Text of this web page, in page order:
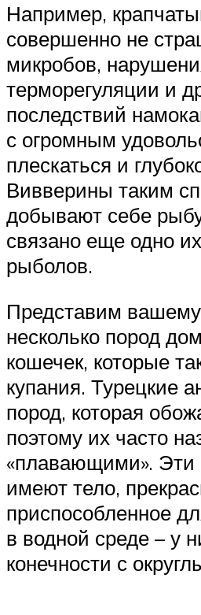
Например,
совершенно не
микробов,
терморегуляции и
последствий
с огромным
плескаться и
Вивверины таким
добывают себе
связано еще одно
рыболов.
Представим
несколько пород
кошечек, которые
купания. Турецкие
пород, которая
поэтому их часто
«плавающими». Эти
имеют тело,
приспособленное
в водной среде – у
конечности с